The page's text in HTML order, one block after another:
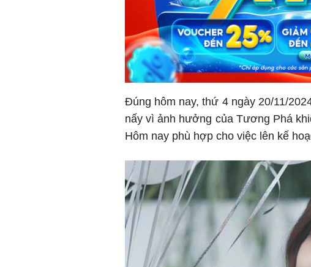
Đúng hôm nay, thứ 4 ngày 20/11/
nấy vì ảnh hưởng của Tương Phá
Hôm nay phù hợp cho việc lên kế